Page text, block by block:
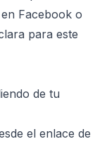
Facebook o
para este
de tu
el enlace de